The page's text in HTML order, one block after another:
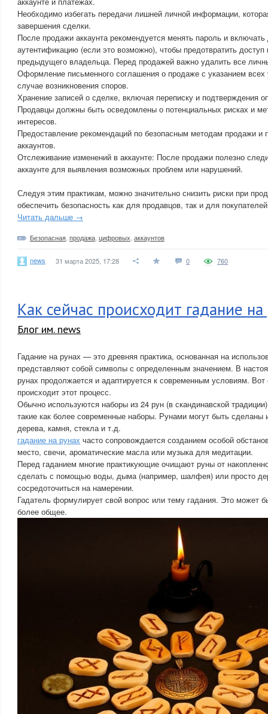
Необходимо избегать передачи лишней личной информации,
завершения сделки.
После продажи аккаунта рекомендуется менять пароль и
аутентификацию (если это возможно), чтобы предотвратить доступ
предыдущего владельца. Перед продажей важно удалить все
Оформление письменного соглашения о продаже с указанием
случае возникновения споров.
Хранение записей о сделке, включая переписку и подтверждения
Продавцы должны быть осведомлены о потенциальных рисках и
интересов.
Предоставление рекомендаций по безопасным методам продажи и
аккаунтов.
Отслеживание изменений в аккаунте: После продажи полезно
аккаунте для выявления возможных проблем или нарушений.
Следуя этим практикам, можно значительно снизить риски при
обеспечить безопасность как для продавцов, так и для
Читать дальше →
Безопасная продажа цифровых аккаунтов
news 31 марта 2025, 17:28 0 760
Как сейчас происходит гадание
Блог им. news
Гадание на рунах — это древняя практика, основанная на
представляют собой символы с определенным значением. В
рунах продолжается и адаптируется к современным условиям. Вот
происходит этот процесс.
Обычно используются наборы из 24 рун (в скандинавской
такие как более современные наборы. Рунами могут быть сделаны
дерева, камня, стекла и т.д.
гадание на рунах часто сопровождается созданием особой
место, свечи, ароматические масла или музыка для медитации.
Перед гаданием многие практикующие очищают руны от
сделать с помощью воды, дыма (например, шалфея) или просто
сосредоточиться на намерении.
Гадатель формулирует свой вопрос или тему гадания. Это может
более общее.